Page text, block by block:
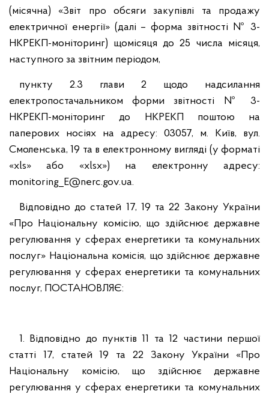
(місячна) «Звіт про обсяги закупівлі та продажу
електричної енергії» (далі – форма звітності № 3-
НКРЕКП-моніторинг) щомісяця до 25 числа місяця,
наступного за звітним періодом,
пункту 2.3 глави 2 щодо надсилання
електропостачальником форми звітності № 3-
НКРЕКП-моніторинг до НКРЕКП поштою на
паперових носіях на адресу: 03057, м. Київ, вул.
Смоленська, 19 та в електронному вигляді (у форматі
«xls» або «xlsx») на електронну адресу:
monitoring_E@nerc.gov.ua.
Відповідно до статей 17, 19 та 22 Закону України
«Про Національну комісію, що здійснює державне
регулювання у сферах енергетики та комунальних
послуг» Національна комісія, що здійснює державне
регулювання у сферах енергетики та комунальних
послуг, ПОСТАНОВЛЯЄ:
1. Відповідно до пунктів 11 та 12 частини першої
статті 17, статей 19 та 22 Закону України «Про
Національну комісію, що здійснює державне
регулювання у сферах енергетики та комунальних